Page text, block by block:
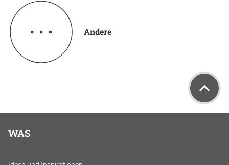
Andere
WAS